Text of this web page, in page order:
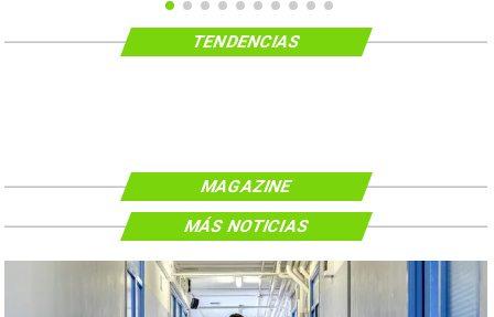
TENDENCIAS
MAGAZINE
MÁS NOTICIAS